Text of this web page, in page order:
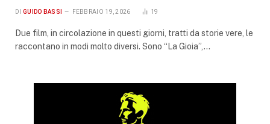
DI GUIDO BASSI FEBBRAIO 19, 2026 19
Due film, in circolazione in questi giorni, tratti da storie vere, le
raccontano in modi molto diversi. Sono “La Gioia”,…